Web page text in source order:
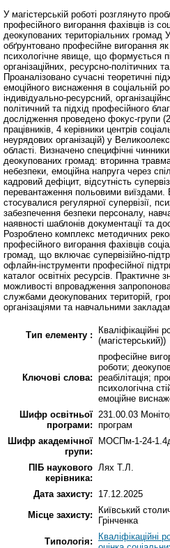
У магістерській роботі розглянуто
професійного вигорання фахівців із
деокупованих територіальних громад
обґрунтовано професійне вигорання
психологічне явище, що формується
організаційних, ресурсно-політичних
Проаналізовано сучасні теоретичні
емоційного виснаження в соціальній
індивідуально-ресурсний,
політичний та підхід професійного
дослідження проведено фокус-групи
працівників, 4 керівники центрів
неурядових організацій) у
області. Визначено специфічні
деокупованих громад: вторинна
небезпеки, емоційна напруга через
кадровий дефіцит, відсутність
перевантаження польовими виїздами.
стосувалися регулярної супервізії,
забезпечення безпеки персоналу,
наявності шаблонів документації та
Розроблено комплекс методичних
професійного вигорання фахівців
громад, що включає супервізійно-
офлайн-інструменти професійної
каталог освітніх ресурсів. Практичне
можливості впровадження
службами деокупованих територій,
організаціями та навчальними
Тип елементу :
Кваліфікаційні
(магістерський))
Ключові слова:
професійне
роботи;
реабілітація;
психологічна
емоційне
Шифр освітньої
програми:
231.00.03
програм
Шифр академічної
групи:
МОСПм-1-24-
ПІБ наукового
керівника:
Лях Т.Л.
Дата захисту:
17.12.2025
Місце захисту:
Київський
Грінченка
Типологія:
Кваліфікаційні